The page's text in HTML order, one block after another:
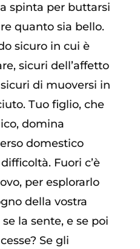
spinta per buttarsi
quanto sia bello.
sicuro in cui è
sicuri dell’affetto
di muoversi in
Tuo figlio, che
domina
domestico
Fuori c’è
per esplorarlo
della vostra
la sente, e se poi
Se gli